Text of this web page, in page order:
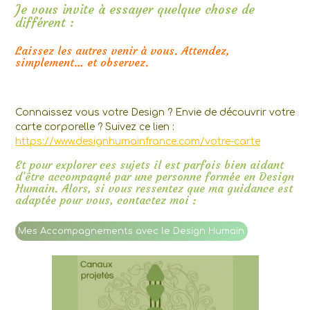
Je vous invite à essayer quelque chose de
différent :
Laissez les autres venir à vous. Attendez,
simplement… et observez.
Connaissez vous votre Design ? Envie de découvrir votre
carte corporelle ? Suivez ce lien :
https://www.designhumainfrance.com/votre-carte
Et pour explorer ces sujets il est parfois bien aidant
d’être accompagné par une personne formée en Design
Humain. Alors, si vous ressentez que ma guidance est
adaptée pour vous, contactez moi :
Mes Accompagnements avec le Design Humain